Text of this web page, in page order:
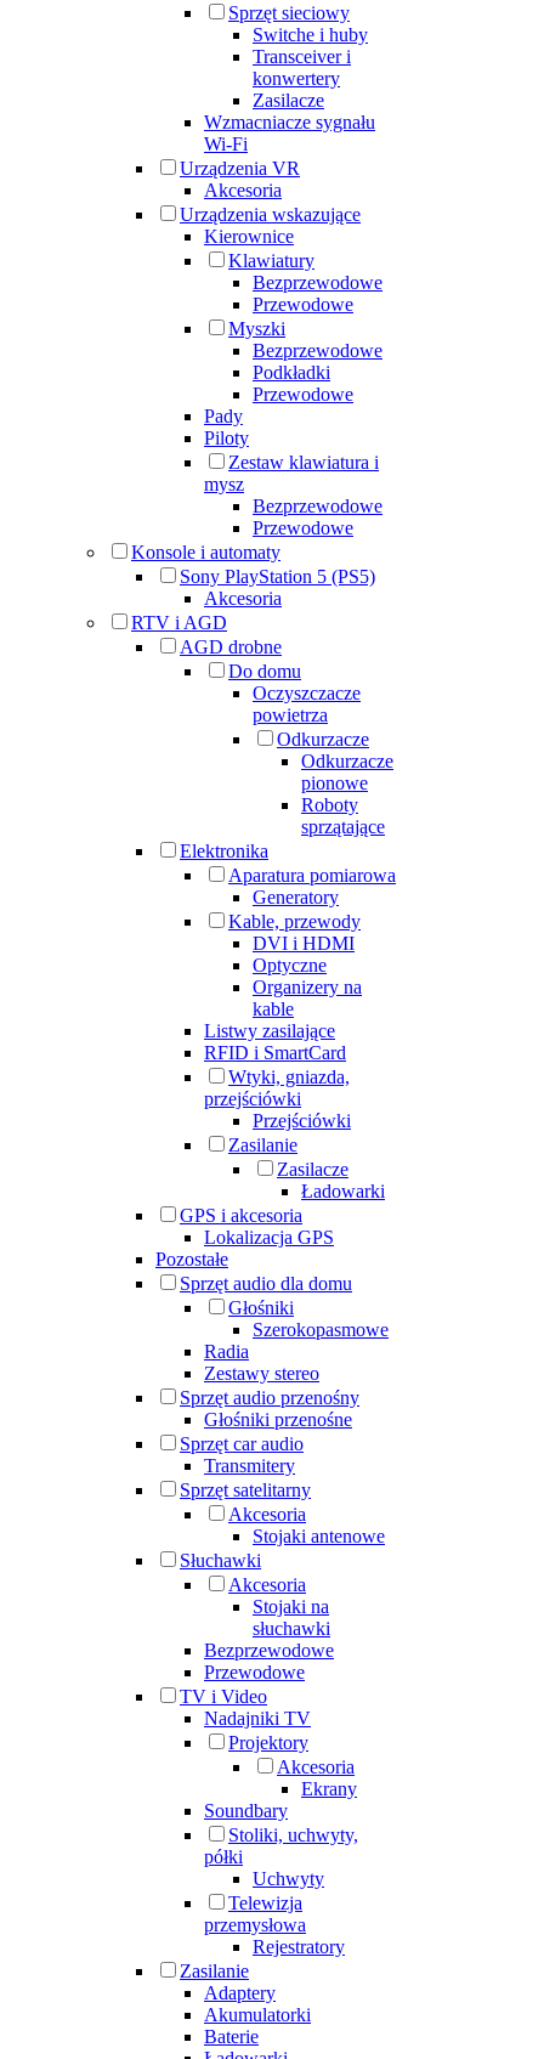
Sprzęt sieciowy
Switche i huby
Transceiver i
konwertery
Zasilacze
Wzmacniacze sygnału
Wi-Fi
Urządzenia VR
Akcesoria
Urządzenia wskazujące
Kierownice
Klawiatury
Bezprzewodowe
Przewodowe
Myszki
Bezprzewodowe
Podkładki
Przewodowe
Pady
Piloty
Zestaw klawiatura i
mysz
Bezprzewodowe
Przewodowe
Konsole i automaty
Sony PlayStation 5 (PS5)
Akcesoria
RTV i AGD
AGD drobne
Do domu
Oczyszczacze
powietrza
Odkurzacze
Odkurzacze
pionowe
Roboty
sprzątające
Elektronika
Aparatura pomiarowa
Generatory
Kable, przewody
DVI i HDMI
Optyczne
Organizery na
kable
Listwy zasilające
RFID i SmartCard
Wtyki, gniazda,
przejściówki
Przejściówki
Zasilanie
Zasilacze
Ładowarki
GPS i akcesoria
Lokalizacja GPS
Pozostałe
Sprzęt audio dla domu
Głośniki
Szerokopasmowe
Radia
Zestawy stereo
Sprzęt audio przenośny
Głośniki przenośne
Sprzęt car audio
Transmitery
Sprzęt satelitarny
Akcesoria
Stojaki antenowe
Słuchawki
Akcesoria
Stojaki na
słuchawki
Bezprzewodowe
Przewodowe
TV i Video
Nadajniki TV
Projektory
Akcesoria
Ekrany
Soundbary
Stoliki, uchwyty,
półki
Uchwyty
Telewizja
przemysłowa
Rejestratory
Zasilanie
Adaptery
Akumulatorki
Baterie